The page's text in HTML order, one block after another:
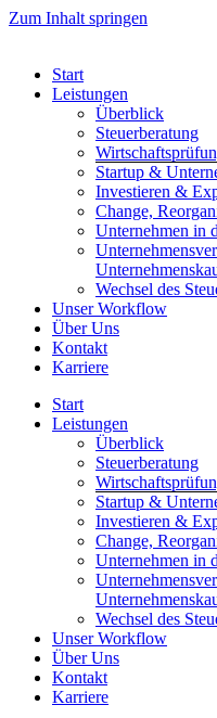
Zum Inhalt springen
Start
Leistungen
Überblick
Steuerberatung
Startup &
Investieren &
Change,
Unternehmen in
Wechsel des
Unser Workflow
Über Uns
Kontakt
Karriere
Start
Leistungen
Überblick
Steuerberatung
Startup &
Investieren &
Change,
Unternehmen in
Wechsel des
Unser Workflow
Über Uns
Kontakt
Karriere